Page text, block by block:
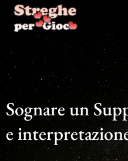
contenuto
Sognare un
e